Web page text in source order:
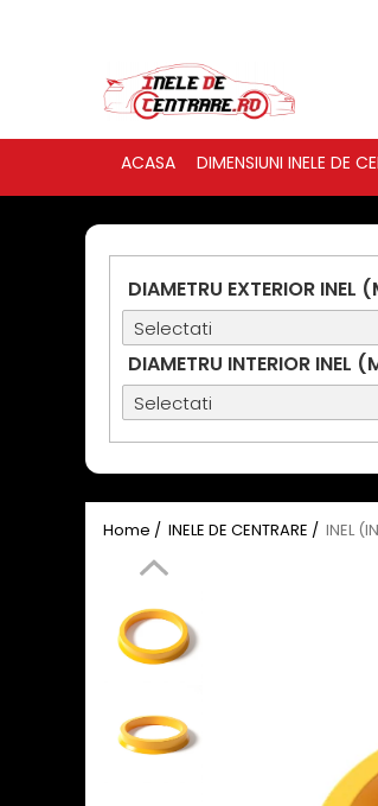
ACASA DIMENSIUNI INELE DE
DIAMETRU EXTERIOR
DIAMETRU INTERIOR
Home / INELE DE CENTRARE / INEL